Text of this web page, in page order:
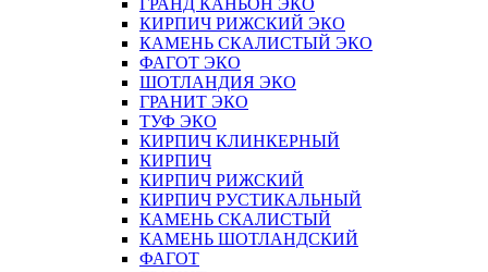
ГРАНД КАНЬОН ЭКО
КИРПИЧ РИЖСКИЙ ЭКО
КАМЕНЬ СКАЛИСТЫЙ ЭКО
ФАГОТ ЭКО
ШОТЛАНДИЯ ЭКО
ГРАНИТ ЭКО
ТУФ ЭКО
КИРПИЧ КЛИНКЕРНЫЙ
КИРПИЧ
КИРПИЧ РИЖСКИЙ
КИРПИЧ РУСТИКАЛЬНЫЙ
КАМЕНЬ СКАЛИСТЫЙ
КАМЕНЬ ШОТЛАНДСКИЙ
ФАГОТ